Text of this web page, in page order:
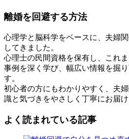
ー
ー
ド
離婚を回避する方法
心理学と脳科学をベースに、夫婦
してきました。
心理士の民間資格を保有し、これ
事例を深く学び、幅広い情報を掘
す。
初心者の方にもわかりやすく、夫
識と気づきをやさしく丁寧にお届け
よく読まれている記事